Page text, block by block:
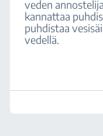
veden
kannattaa
puhdistaa
vedellä.